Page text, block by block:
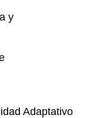
y
Adaptativo